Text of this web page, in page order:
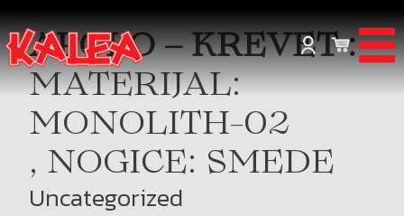
APOLO – KREVET :
MATERIJAL:
MONOLITH-02
, NOGICE: SMEDE
Uncategorized